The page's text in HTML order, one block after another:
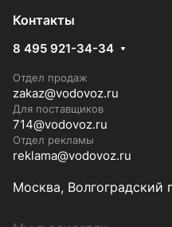
Контакты
8 495 921-34-34
Отдел продаж
zakaz@vodovoz.ru
Для поставщиков
714@vodovoz.ru
Отдел рекламы
reklama@vodovoz.ru
Москва, Волгоградский